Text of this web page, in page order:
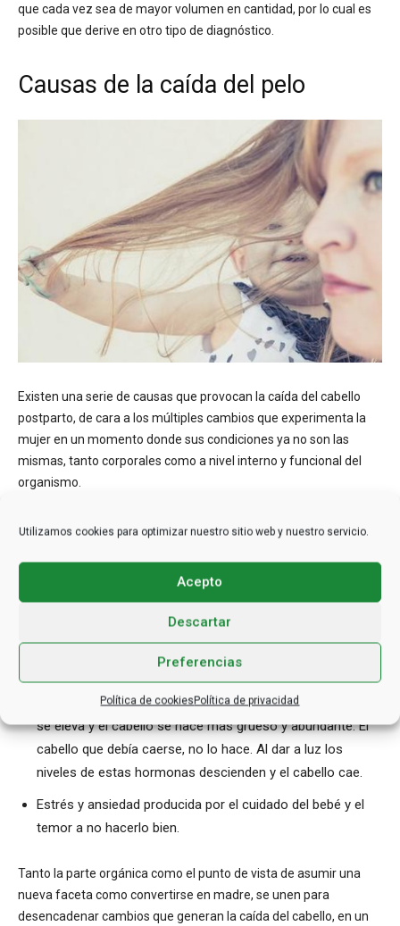
Utilizamos cookies para optimizar nuestro sitio web y nuestro servicio.
Acepto
Descartar
Preferencias
Política de cookiesPolítica de privacidad
que cada vez sea de mayor volumen en cantidad, por lo cual es
posible que derive en otro tipo de diagnóstico.
Causas de la caída del pelo
Existen una serie de causas que provocan la caída del cabello
postparto, de cara a los múltiples cambios que experimenta la
mujer en un momento donde sus condiciones ya no son las
mismas, tanto corporales como a nivel interno y funcional del
organismo.
Para puntualizar ciertos aspectos, completamente
los siguientes motivos:
Cambios drásticos en las hormonas.
Detención del ciclo de crecimiento del cabello por el bajo
nivel de estrógenos y progesterona.
Durante el embarazo el nivel de estrógeno y progesterona
se eleva y el cabello se hace más grueso y abundante. El
cabello que debía caerse, no lo hace. Al dar a luz los
niveles de estas hormonas descienden y el cabello cae.
Estrés y ansiedad producida por el cuidado del bebé y el
temor a no hacerlo bien.
Tanto la parte orgánica como el punto de vista de asumir una
nueva faceta como convertirse en madre, se unen para
desencadenar cambios que generan la caída del cabello, en un